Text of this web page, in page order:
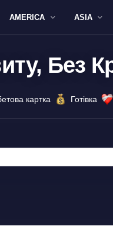
AMERICA ASIA
Без
картка Готівка